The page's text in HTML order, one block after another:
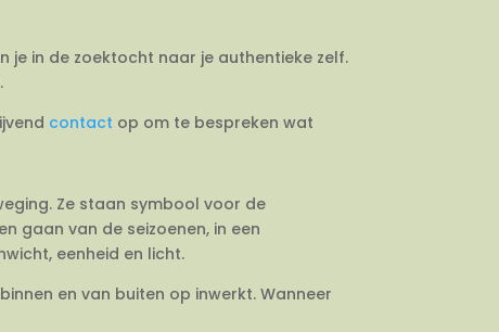
je in de zoektocht naar je authentieke zelf.
contact op om te bespreken wat
Ze staan symbool voor de
gaan van de seizoenen, in een
eenheid en licht.
en van buiten op inwerkt. Wanneer